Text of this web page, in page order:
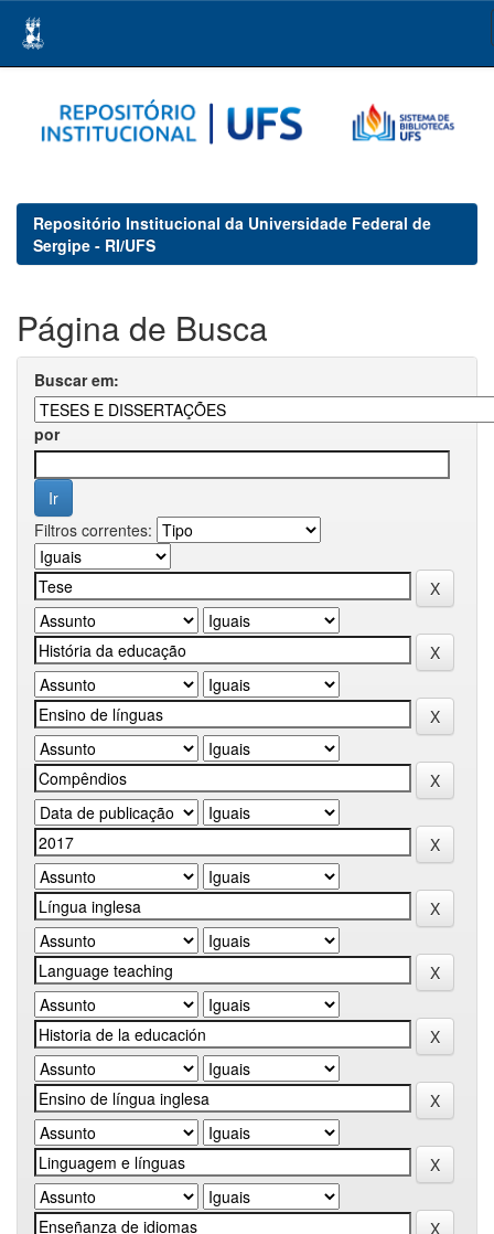
navigation
Repositório Institucional da Universidade Federal de
Sergipe - RI/UFS
Página de Busca
Buscar em:
por
Filtros correntes: